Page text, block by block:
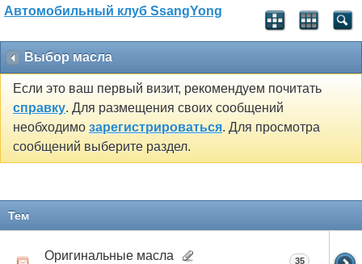
Автомобильный клуб SsangYong
Выбор масла
Если это ваш первый визит, рекомендуем почитать
справку. Для размещения своих сообщений
необходимо зарегистрироваться. Для просмотра
сообщений выберите раздел.
Тем
Оригинальные масла 35